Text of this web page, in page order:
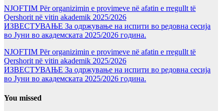
NJOFTIM Për organizimin e provimeve në afatin e rregullt të
Qershorit në vitin akademik 2025/2026
ИЗВЕСТУВАЊЕ За одржување на испити во редовна сесија
во Јуни во академската 2025/2026 година.
NJOFTIM Për organizimin e provimeve në afatin e rregullt të
Qershorit në vitin akademik 2025/2026
ИЗВЕСТУВАЊЕ За одржување на испити во редовна сесија
во Јуни во академската 2025/2026 година.
You missed